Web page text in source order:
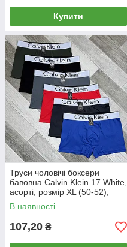
Купити
Труси чоловічі боксери
бавовна Calvin Klein 17 White,
асорті, розмір XL (50-52),
013066
В наявності
107,20 ₴